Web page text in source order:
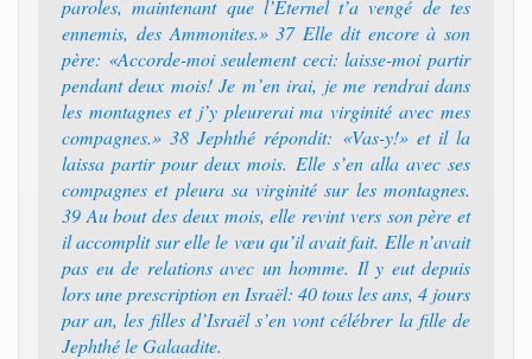
paroles, maintenant que l’Eternel t’a vengé de tes
ennemis, des Ammonites.» 37 Elle dit encore à son
père: «Accorde-moi seulement ceci: laisse-moi partir
pendant deux mois! Je m’en irai, je me rendrai dans
les montagnes et j’y pleurerai ma virginité avec mes
compagnes.» 38 Jephthé répondit: «Vas-y!» et il la
laissa partir pour deux mois. Elle s’en alla avec ses
compagnes et pleura sa virginité sur les montagnes.
39 Au bout des deux mois, elle revint vers son père et
il accomplit sur elle le vœu qu’il avait fait. Elle n’avait
pas eu de relations avec un homme. Il y eut depuis
lors une prescription en Israël: 40 tous les ans, 4 jours
par an, les filles d’Israël s’en vont célébrer la fille de
Jephthé le Galaadite.